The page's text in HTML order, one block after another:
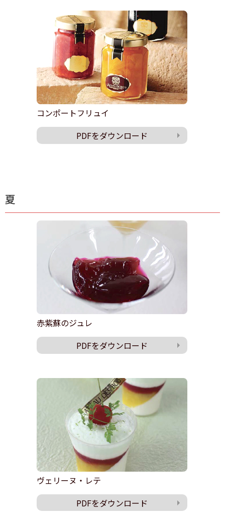
コンポートフリュイ
PDFをダウンロード
夏
赤紫蘇のジュレ
PDFをダウンロード
ヴェリーヌ・レテ
PDFをダウンロード